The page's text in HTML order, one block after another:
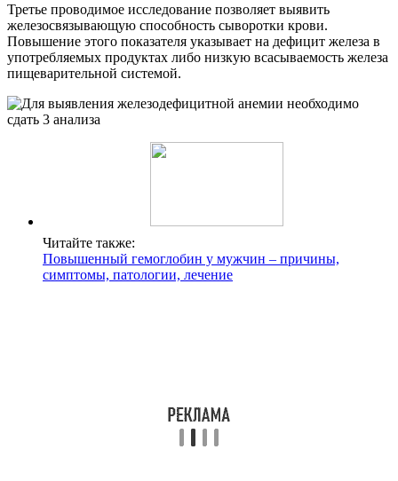
Третье проводимое исследование позволяет выявить
железосвязывающую способность сыворотки крови.
Повышение этого показателя указывает на дефицит железа в
употребляемых продуктах либо низкую всасываемость железа
пищеварительной системой.
Читайте также:
Повышенный гемоглобин у мужчин – причины,
симптомы, патологии, лечение